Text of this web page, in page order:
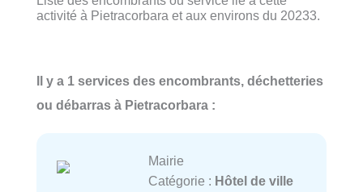
activité à Pietracorbara et aux environs du 20233.
Il y a 1 services des encombrants, déchetteries
ou débarras à Pietracorbara :
Mairie
Catégorie : Hôtel de ville